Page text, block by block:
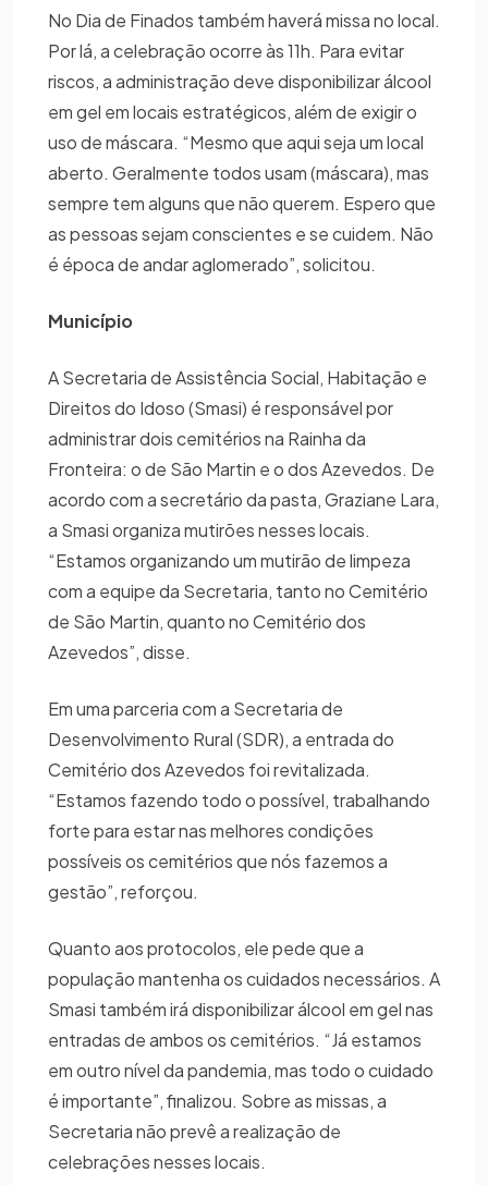
No Dia de Finados também haverá missa no local.
Por lá, a celebração ocorre às 11h. Para evitar
riscos, a administração deve disponibilizar álcool
em gel em locais estratégicos, além de exigir o
uso de máscara. “Mesmo que aqui seja um local
aberto. Geralmente todos usam (máscara), mas
sempre tem alguns que não querem. Espero que
as pessoas sejam conscientes e se cuidem. Não
é época de andar aglomerado”, solicitou.
Município
A Secretaria de Assistência Social, Habitação e
Direitos do Idoso (Smasi) é responsável por
administrar dois cemitérios na Rainha da
Fronteira: o de São Martin e o dos Azevedos. De
acordo com a secretário da pasta, Graziane Lara,
a Smasi organiza mutirões nesses locais.
“Estamos organizando um mutirão de limpeza
com a equipe da Secretaria, tanto no Cemitério
de São Martin, quanto no Cemitério dos
Azevedos”, disse.
Em uma parceria com a Secretaria de
Desenvolvimento Rural (SDR), a entrada do
Cemitério dos Azevedos foi revitalizada.
“Estamos fazendo todo o possível, trabalhando
forte para estar nas melhores condições
possíveis os cemitérios que nós fazemos a
gestão”, reforçou.
Quanto aos protocolos, ele pede que a
população mantenha os cuidados necessários. A
Smasi também irá disponibilizar álcool em gel nas
entradas de ambos os cemitérios. “Já estamos
em outro nível da pandemia, mas todo o cuidado
é importante”, finalizou. Sobre as missas, a
Secretaria não prevê a realização de
celebrações nesses locais.